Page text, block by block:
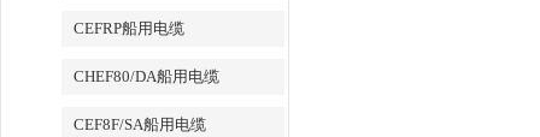
CEFRP船用电缆
CHEF80/DA船用电缆
CEF8F/SA船用电缆